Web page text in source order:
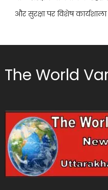
और सुरक्षा पर विशेष कार्यशाला
The World